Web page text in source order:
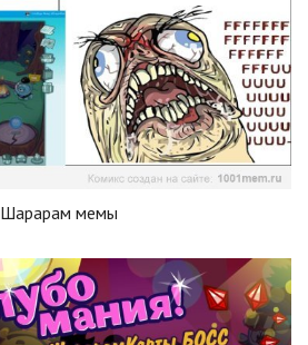
Шарарам мемы